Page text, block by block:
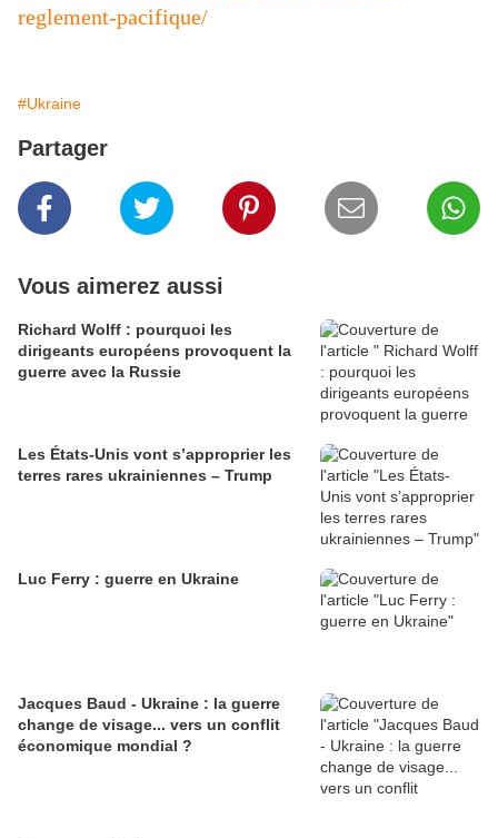
reglement-pacifique/
#Ukraine
Partager
Vous aimerez aussi
Richard Wolff : pourquoi les
dirigeants européens provoquent la
guerre avec la Russie
Les États-Unis vont s’approprier les
terres rares ukrainiennes – Trump
Luc Ferry : guerre en Ukraine
Jacques Baud - Ukraine : la guerre
change de visage... vers un conflit
économique mondial ?